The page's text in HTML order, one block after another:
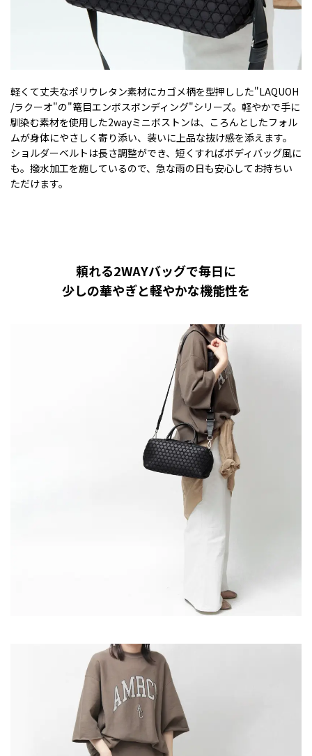
軽くて丈夫なポリウレタン素材にカゴメ柄を型押しした"LAQUOH
/ラクーオ"の"篭目エンボスボンディング"シリーズ。軽やかで手に
馴染む素材を使用した2wayミニボストンは、ころんとしたフォル
ムが身体にやさしく寄り添い、装いに上品な抜け感を添えます。
ショルダーベルトは長さ調整ができ、短くすればボディバッグ風に
も。撥水加工を施しているので、急な雨の日も安心してお持ちい
ただけます。
頼れる2WAYバッグで毎日に
少しの華やぎと軽やかな機能性を